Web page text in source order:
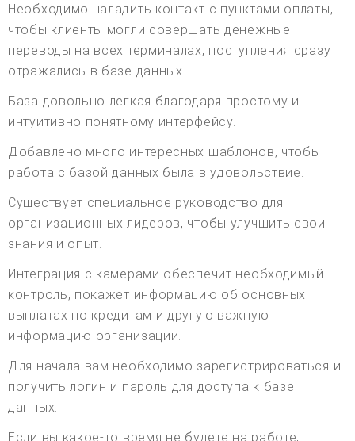
Необходимо наладить контакт с пунктами оплаты,
чтобы клиенты могли совершать денежные
переводы на всех терминалах, поступления сразу
отражались в базе данных.
База довольно легкая благодаря простому и
интуитивно понятному интерфейсу.
Добавлено много интересных шаблонов, чтобы
работа с базой данных была в удовольствие.
Существует специальное руководство для
организационных лидеров, чтобы улучшить свои
знания и опыт.
Интеграция с камерами обеспечит необходимый
контроль, покажет информацию об основных
выплатах по кредитам и другую важную
информацию организации.
Для начала вам необходимо зарегистрироваться и
получить логин и пароль для доступа к базе
данных.
Если вы какое-то время не будете на работе,